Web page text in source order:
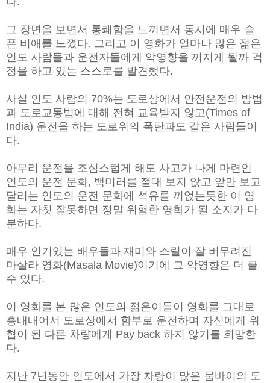
그 장면을 보면서 통쾌함을 느끼면서 동시에 매우 슬
픈 비애를 느꼈다. 그리고 이 영화가 얼마나 많은 젊은
인도 사람들과 운전자들에게 악영향을 끼지게 될까 걱
정을 하고 있는 스스로를 발견했다.
사실 인도 사람의 70%는 도로상에서 안전운전의 방법
과 도로교통법에 대해 전혀 교육받지 않고(Times of
India) 운전을 하는 도로위의 폭탄과도 같은 사람들이
다.
아무리 운전을 조심스럽게 해도 사고가 나게 마련인
인도의 운전 문화, 백미러를 절대 보지 않고 앞만 보고
달리는 인도의 운전 문화에 석유를 끼얹는듯한 이 영
화는 자칫 잘못하면 정말 위험한 영화가 될 소지가 다
분하다.
매우 인기있는 배우들과 재미와 스릴이 잘 버무려진
마살라 영화(Masala Movie)이기에 그 악영향은 더 클
수 있다.
이 영화를 본 많은 인도의 젊은이들이 영화를 그대로
흉내내어서 도로상에서 함부로 운전하며 자신에게 위
협이 된 다른 차량에게 Pay back 하지 않기를 희망한
다.
지난 7년동안 인도에서 가장 차량이 많은 뭄바이의 도